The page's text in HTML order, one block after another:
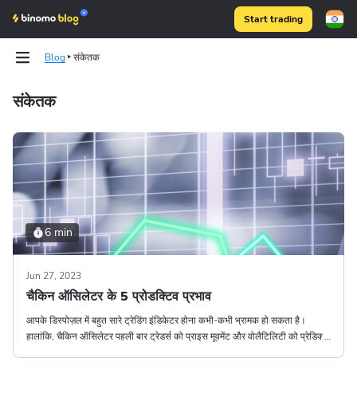
Start trading
Blog संकेतक
संकेतक
6 min
Jun 27, 2023
चैकिन ऑसिलेटर के 5 प्रोडक्टिव प्रभाव
आपके डिस्पोज़ल में बहुत सारे ट्रेडिंग इंडिकेटर होना कभी-कभी भ्रामक हो सकता है।
हालांकि, चैकिन ऑसिलेटर पहली बार ट्रेडर्स को प्राइस मूवमेंट और वोलैटिलिटी को प्रेडिक्ट